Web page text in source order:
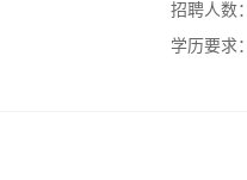
招聘人数：
学历要求：